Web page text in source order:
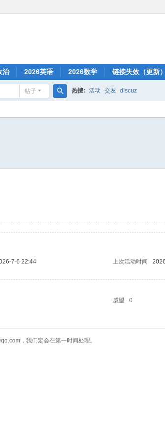
治 2026英语 2026数学 链接失效（更新
帖子
索
热搜: 活动 交友 discuz
7-6 22:44 上次活动时间
威望
0
，我们定会在第一时间处理。